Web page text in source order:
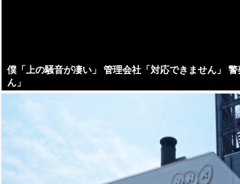
僕「上の騒音が凄い」 管理会社「対応できません」
ん」